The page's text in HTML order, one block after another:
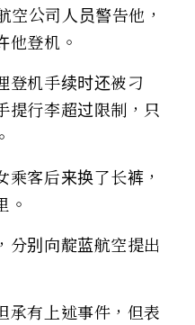
公司人员警告他，
他登机。
登机手续时还被刁
提行李超过限制，只
客后来换了长裤，
。
分别向靛蓝航空提出
承有上述事件，但表